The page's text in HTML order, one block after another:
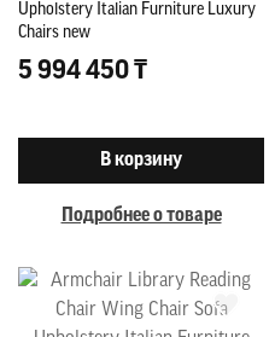
Upholstery Italian Furniture Luxury
Chairs new
5 994 450 ₸
В корзину
Подробнее о товаре